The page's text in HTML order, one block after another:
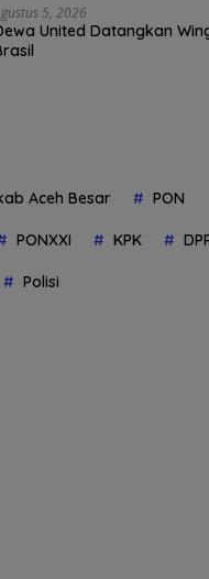
5, 2026
United Datangkan
Aceh Besar PON
PONXXI KPK
Polisi